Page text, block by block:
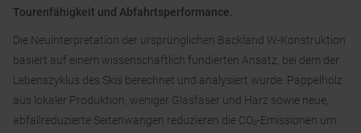
Tourenfähigkeit und Abfahrtsperformance.
Die Neuinterpretation der ursprünglichen Backland W-Konstruktion
basiert auf einem wissenschaftlich fundierten Ansatz, bei dem der
Lebenszyklus des Skis berechnet und analysiert wurde. Pappelholz
aus lokaler Produktion, weniger Glasfaser und Harz sowie neue,
abfallreduzierte Seitenwangen reduzieren die CO₂-Emissionen um